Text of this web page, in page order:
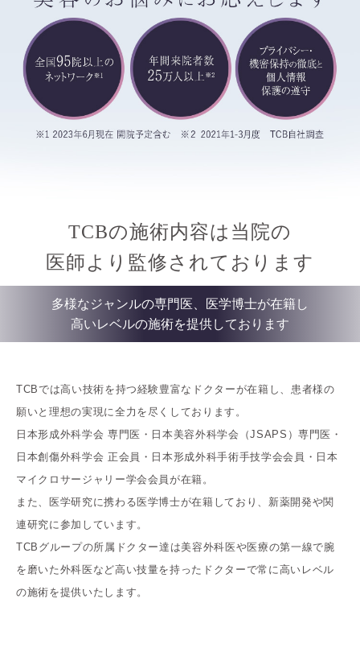
TCBの施術内容は当院の
医師より監修されております
多様なジャンルの専門医、医学博士が在籍し
高いレベルの施術を提供しております
TCBでは高い技術を持つ経験豊富なドクターが在籍し、患者様の
願いと理想の実現に全力を尽くしております。
日本形成外科学会 専門医・日本美容外科学会（JSAPS）専門医・
日本創傷外科学会 正会員・日本形成外科手術手技学会会員・日本
マイクロサージャリー学会会員が在籍。
また、医学研究に携わる医学博士が在籍しており、新薬開発や関
連研究に参加しています。
TCBグループの所属ドクター達は美容外科医や医療の第一線で腕
を磨いた外科医など高い技量を持ったドクターで常に高いレベル
の施術を提供いたします。